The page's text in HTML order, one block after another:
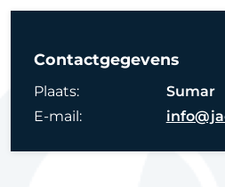
Contactgegevens
Plaats:
Sumar
E-mail: